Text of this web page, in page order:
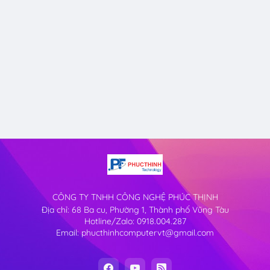
CÔNG TY TNHH CÔNG NGHỆ PHÚC THỊNH
Địa chỉ: 68 Ba cu, Phường 1, Thành phố Vũng Tàu
Hotline/Zalo: 0918.004.287
Email: phucthinhcomputervt@gmail.com